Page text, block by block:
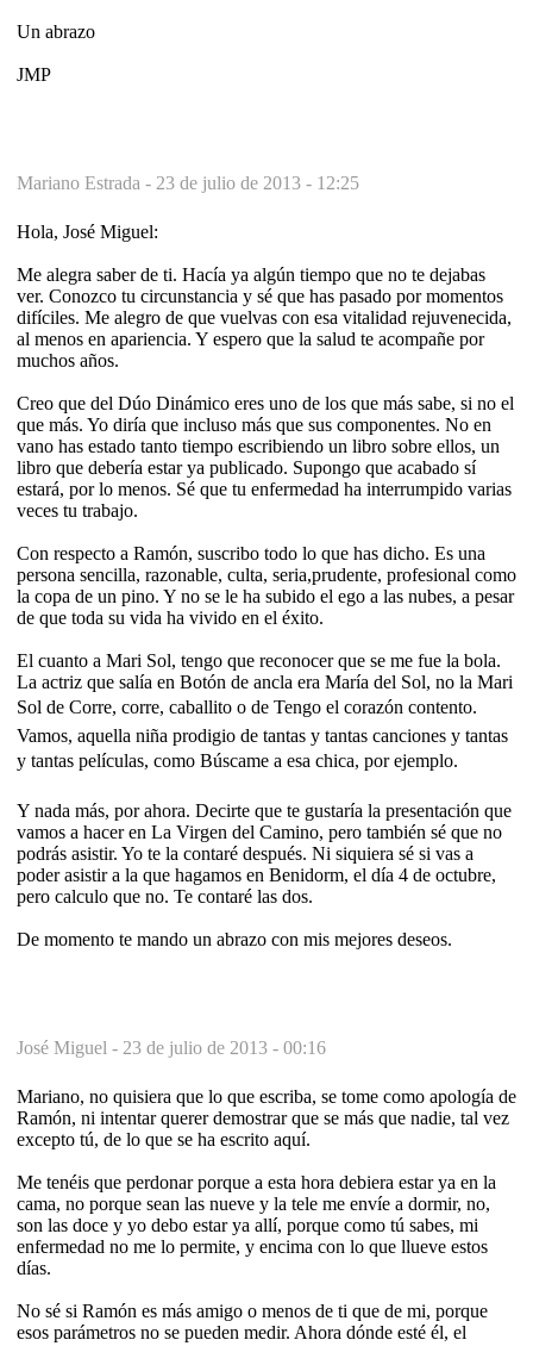
Un abrazo
JMP
Mariano Estrada - 23 de julio de 2013 - 12:25
Hola, José Miguel:
Me alegra saber de ti. Hacía ya algún tiempo que no te dejabas
ver. Conozco tu circunstancia y sé que has pasado por momentos
difíciles. Me alegro de que vuelvas con esa vitalidad rejuvenecida,
al menos en apariencia. Y espero que la salud te acompañe por
muchos años.
Creo que del Dúo Dinámico eres uno de los que más sabe, si no el
que más. Yo diría que incluso más que sus componentes. No en
vano has estado tanto tiempo escribiendo un libro sobre ellos, un
libro que debería estar ya publicado. Supongo que acabado sí
estará, por lo menos. Sé que tu enfermedad ha interrumpido varias
veces tu trabajo.
Con respecto a Ramón, suscribo todo lo que has dicho. Es una
persona sencilla, razonable, culta, seria,prudente, profesional como
la copa de un pino. Y no se le ha subido el ego a las nubes, a pesar
de que toda su vida ha vivido en el éxito.
El cuanto a Mari Sol, tengo que reconocer que se me fue la bola.
La actriz que salía en Botón de ancla era María del Sol, no la Mari
Sol de Corre, corre, caballito o de Tengo el corazón contento.
Vamos, aquella niña prodigio de tantas y tantas canciones y tantas
y tantas películas, como Búscame a esa chica, por ejemplo.
Y nada más, por ahora. Decirte que te gustaría la presentación que
vamos a hacer en La Virgen del Camino, pero también sé que no
podrás asistir. Yo te la contaré después. Ni siquiera sé si vas a
poder asistir a la que hagamos en Benidorm, el día 4 de octubre,
pero calculo que no. Te contaré las dos.
De momento te mando un abrazo con mis mejores deseos.
José Miguel - 23 de julio de 2013 - 00:16
Mariano, no quisiera que lo que escriba, se tome como apología de
Ramón, ni intentar querer demostrar que se más que nadie, tal vez
excepto tú, de lo que se ha escrito aquí.
Me tenéis que perdonar porque a esta hora debiera estar ya en la
cama, no porque sean las nueve y la tele me envíe a dormir, no,
son las doce y yo debo estar ya allí, porque como tú sabes, mi
enfermedad no me lo permite, y encima con lo que llueve estos
días.
No sé si Ramón es más amigo o menos de ti que de mi, porque
esos parámetros no se pueden medir. Ahora dónde esté él, el